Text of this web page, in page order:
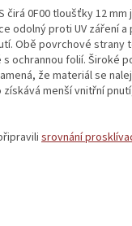
čirá 0F00 tloušťky 12
odolný proti UV záření
Obě povrchové strany
ochrannou folií. Široké
že materiál se
menší vnitřní
srovnání